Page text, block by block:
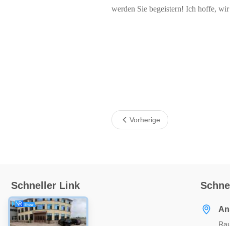
werden Sie begeistern! Ich hoffe,
Vorherige
Schneller Link
Zu Hause